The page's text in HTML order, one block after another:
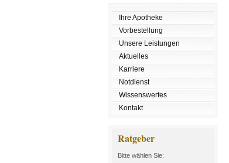
Ihre Apotheke
Vorbestellung
Unsere Leistungen
Aktuelles
Karriere
Notdienst
Wissenswertes
Kontakt
Ratgeber
Bitte wählen Sie: